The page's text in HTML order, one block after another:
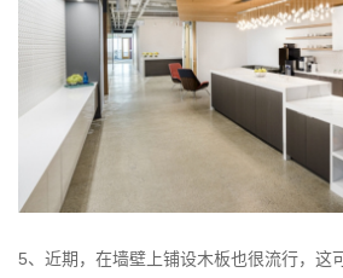
5、近期，在墙壁上铺设木板也很流行，这